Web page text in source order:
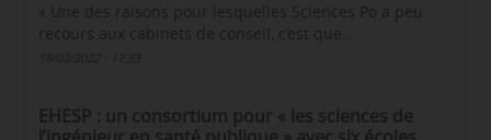
« Une des raisons pour lesquelles Sciences Po a peu
recours aux cabinets de conseil, c’est que…
18/02/2022 - 17:33
EHESP : un consortium pour « les sciences de